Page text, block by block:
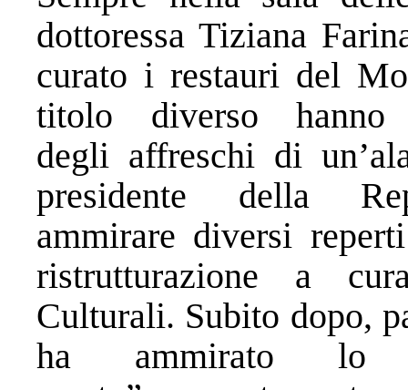
dottoressa Tiziana
curato i restauri del
titolo diverso
degli affreschi di
presidente della
ammirare diversi
ristrutturazione a
Culturali. Subito dopo,
ha ammirato lo